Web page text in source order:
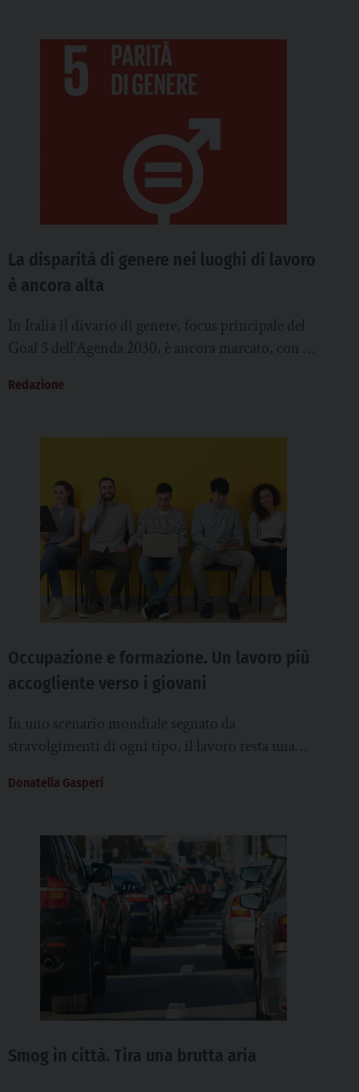
La disparità di genere nei luoghi di lavoro
è ancora alta
In Italia il divario di genere, focus principale del
Goal 5 dell’Agenda 2030, è ancora marcato, con il
Redazione
Occupazione e formazione. Un lavoro più
accogliente verso i giovani
In uno scenario mondiale segnato da
stravolgimenti di ogni tipo, il lavoro resta una
Donatella Gasperi
Smog in città. Tira una brutta aria